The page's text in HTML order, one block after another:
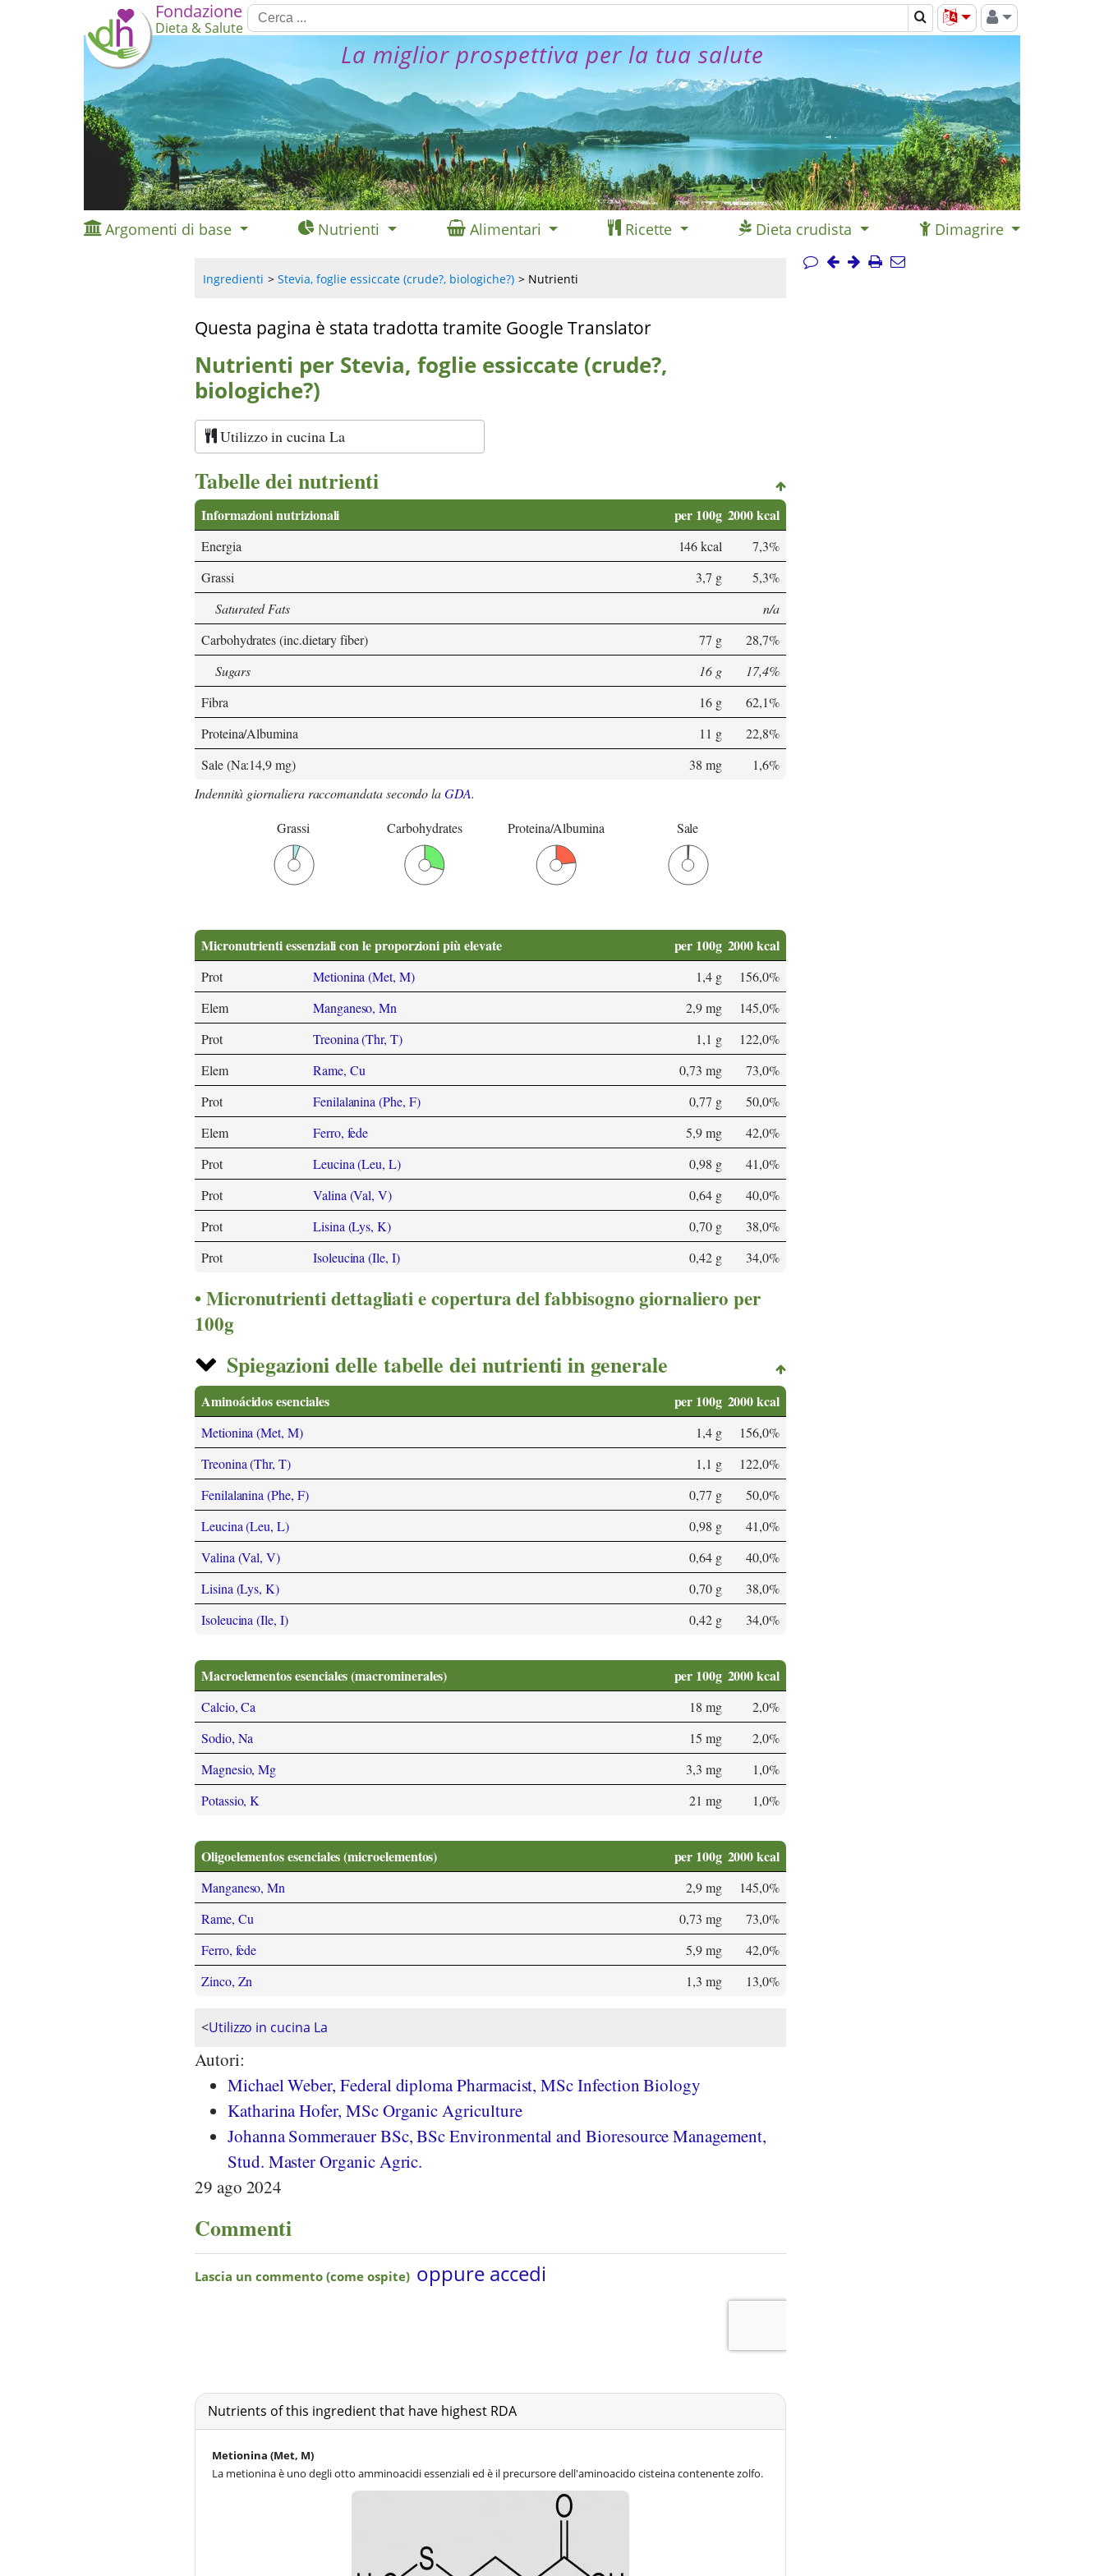
Fondazione
Dieta & Salute
La miglior prospettiva per la tua salute
Argomenti di base Nutrienti Alimentari Ricette Dieta crudista Dimagrire
Ingredienti Stevia, foglie essiccate (crude?, biologiche?) Nutrienti
Questa pagina è stata tradotta tramite Google Translator
Nutrienti per Stevia, foglie essiccate (crude?,
biologiche?)
Utilizzo in cucina La
Tabelle dei nutrienti
Informazioni nutrizionali per 100g 2000 kcal
Energia 146 kcal
7,3%
Grassi
3,7 g
5,3%
Saturated Fats
n/a
Carbohydrates (inc.dietary fiber)
77 g
28,7%
Sugars
16 g
17,4%
Fibra
16 g
62,1%
Proteina/Albumina
11 g
22,8%
Sale (Na:14,9 mg)
38 mg
1,6%
Indennità giornaliera raccomandata secondo laGDA.
Grassi
Carbohydrates Proteina/Albumina Sale
Micronutrienti essenziali con le proporzioni più elevate per 100g 2000 kcal
Prot Metionina (Met, M) 1,4 g
156,0%
Elem
Manganeso, Mn 2,9 mg
145,0%
Prot
Treonina (Thr, T) 1,1 g
122,0%
Elem
Rame, Cu 0,73 mg
73,0%
Prot
Fenilalanina (Phe, F) 0,77 g
50,0%
Elem
Ferro, fede 5,9 mg
42,0%
Prot
Leucina (Leu, L) 0,98 g
41,0%
Prot
Valina (Val, V) 0,64 g
40,0%
Prot
Lisina (Lys, K) 0,70 g
38,0%
Prot
Isoleucina (Ile, I) 0,42 g 34,0%
Micronutrienti dettagliati e copertura del fabbisogno giornaliero per
100g
Spiegazioni delle tabelle dei nutrienti in generale
Aminoácidos esenciales per 100g 2000 kcal
Metionina (Met, M) 1,4 g
156,0%
Treonina (Thr, T)
1,1 g
122,0%
Fenilalanina (Phe, F)
0,77 g
50,0%
Leucina (Leu, L)
0,98 g
41,0%
Valina (Val, V)
0,64 g
40,0%
Lisina (Lys, K)
0,70 g
38,0%
Isoleucina (Ile, I)
0,42 g 34,0%
Macroelementos esenciales (macrominerales) per 100g 2000 kcal
Calcio, Ca 18 mg
2,0%
Sodio, Na
15 mg
2,0%
Magnesio, Mg
3,3 mg
1,0%
Potassio, K
21 mg 1,0%
Oligoelementos esenciales (microelementos) per 100g 2000 kcal
Manganeso, Mn 2,9 mg
145,0%
Rame, Cu
0,73 mg
73,0%
Ferro, fede
5,9 mg
42,0%
Zinco, Zn
1,3 mg 13,0%
<Utilizzo in cucina La
Autori:
Michael Weber, Federal diploma Pharmacist, MSc Infection Biology
Katharina Hofer, MSc Organic Agriculture
Johanna Sommerauer BSc, BSc Environmental and Bioresource Management,
Stud. Master Organic Agric.
29 ago 2024
Commenti
Nutrients of this ingredient that have highest RDA
Metionina (Met, M)
La metionina è uno degli otto amminoacidi essenziali ed è il precursore dell'aminoacido cisteina contenente zolfo.